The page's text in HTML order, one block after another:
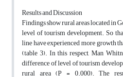
Results and Discussion
Findings show rural areas located in
level of tourism development. So
line have experienced more growth
(table 3). In this respect, Man
difference of level of tourism
rural area (P = 0.000). The